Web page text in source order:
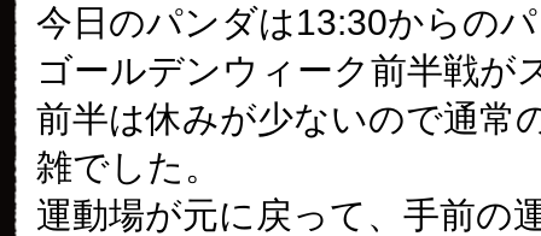
今日のパンダは13:30からの
ゴールデンウィーク前半戦が
前半は休みが少ないので通常
雑でした。
運動場が元に戻って、手前の